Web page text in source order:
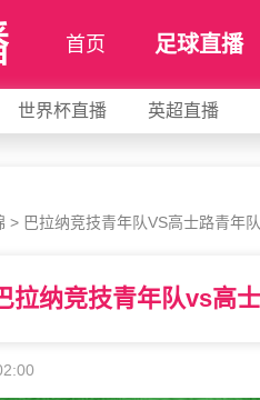
首页 足球直播
世界杯直播 英超直播
> 巴拉纳竞技青年队VS高士路青年队
拉纳竞技青年队vs高